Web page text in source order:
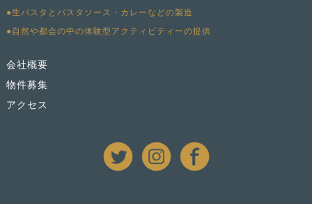
●生パスタとパスタソース・カレーなどの製造
●自然や都会の中の体験型アクティビティーの提供
会社概要
物件募集
アクセス